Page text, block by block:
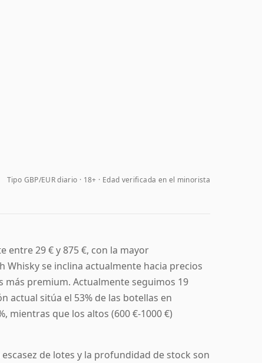
Tipo GBP/EUR diario 18+ · Edad verificada en el minorista
entre 29 € y 875 €, con la mayor
Whisky se inclina actualmente hacia precios
más premium. Actualmente seguimos 19
actual sitúa el 53% de las botellas en
mientras que los altos (600 €-1000 €)
de lotes y la profundidad de stock son